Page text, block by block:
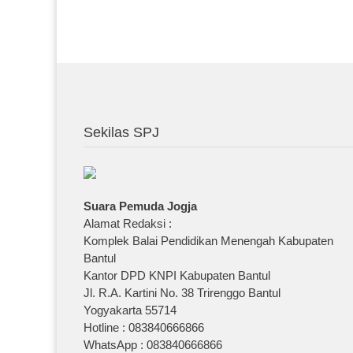
Sekilas SPJ
Suara Pemuda Jogja
Alamat Redaksi :
Komplek Balai Pendidikan Menengah Kabupaten
Bantul
Kantor DPD KNPI Kabupaten Bantul
Jl. R.A. Kartini No. 38 Trirenggo Bantul
Yogyakarta 55714
Hotline : 083840666866
WhatsApp : 083840666866